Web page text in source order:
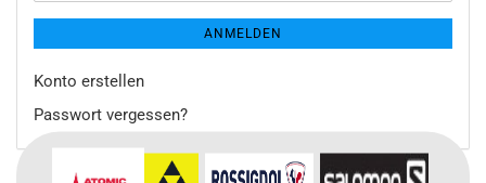
ANMELDEN
Konto erstellen
Passwort vergessen?